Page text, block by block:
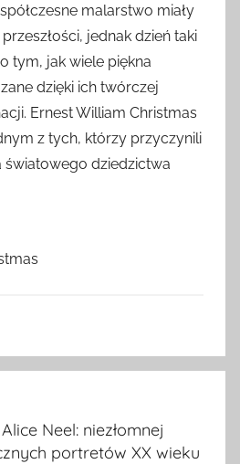
malarstwo miały
jednak dzień taki
tym, jak wiele piękna
dzięki ich twórczej
Ernest William Christmas
z tych, którzy przyczynili
światowego dziedzictwa
Neel: niezłomnej
portretów XX wieku